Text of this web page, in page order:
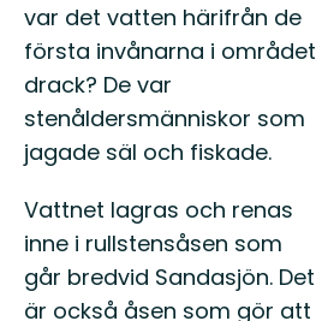
var det vatten härifrån de
första invånarna i området
drack? De var
stenåldersmänniskor som
jagade säl och fiskade.
Vattnet lagras och renas
inne i rullstensåsen som
går bredvid Sandasjön. Det
är också åsen som gör att